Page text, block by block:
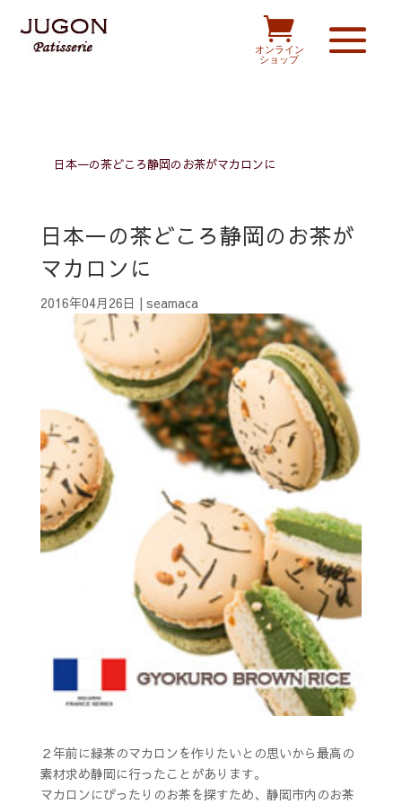

オンライン
ショップ
日本一の茶どころ静岡のお茶がマカロンに
日本一の茶どころ静岡のお茶が
マカロンに
2016年04月26日 | seamaca
２年前に緑茶のマカロンを作りたいとの思いから最高の
素材求め静岡に行ったことがあります。
マカロンにぴったりのお茶を探すため、静岡市内のお茶